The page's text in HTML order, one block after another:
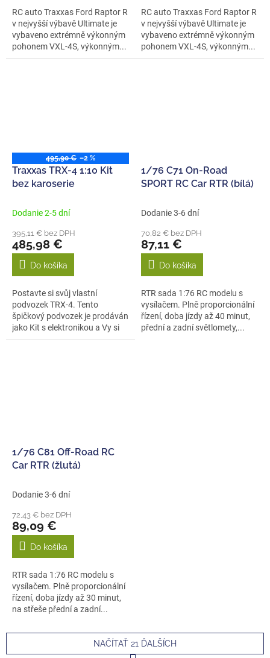
RC auto Traxxas Ford Raptor R
v nejvyšší výbavě Ultimate je
vybaveno extrémně výkonným
pohonem VXL-4S, výkonným...
RC auto Traxxas Ford Raptor R
v nejvyšší výbavě Ultimate je
vybaveno extrémně výkonným
pohonem VXL-4S, výkonným...
495,90 € –2 %
Traxxas TRX-4 1:10 Kit
bez karoserie
Dodanie 2-5 dní
395,11 € bez DPH
485,98 €
Do košíka
Postavte si svůj vlastní
podvozek TRX-4. Tento
špičkový podvozek je prodáván
jako Kit s elektronikou a Vy si
ho...
1/76 C71 On-Road
SPORT RC Car RTR (bílá)
Dodanie 3-6 dní
70,82 € bez DPH
87,11 €
Do košíka
RTR sada 1:76 RC modelu s
vysílačem. Plně proporcionální
řízení, doba jízdy až 40 minut,
přední a zadní světlomety,...
1/76 C81 Off-Road RC
Car RTR (žlutá)
Dodanie 3-6 dní
72,43 € bez DPH
89,09 €
Do košíka
RTR sada 1:76 RC modelu s
vysílačem. Plně proporcionální
řízení, doba jízdy až 30 minut,
na střeše přední a zadní...
NAČÍTAŤ 21 ĎALŠÍCH